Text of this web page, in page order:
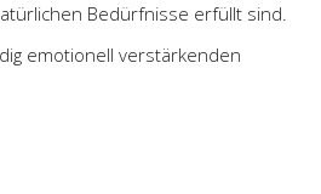
Bedürfnisse erfüllt sind.
emotionell verstärkenden